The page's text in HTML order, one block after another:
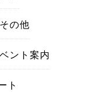
その他
ント案内
ト